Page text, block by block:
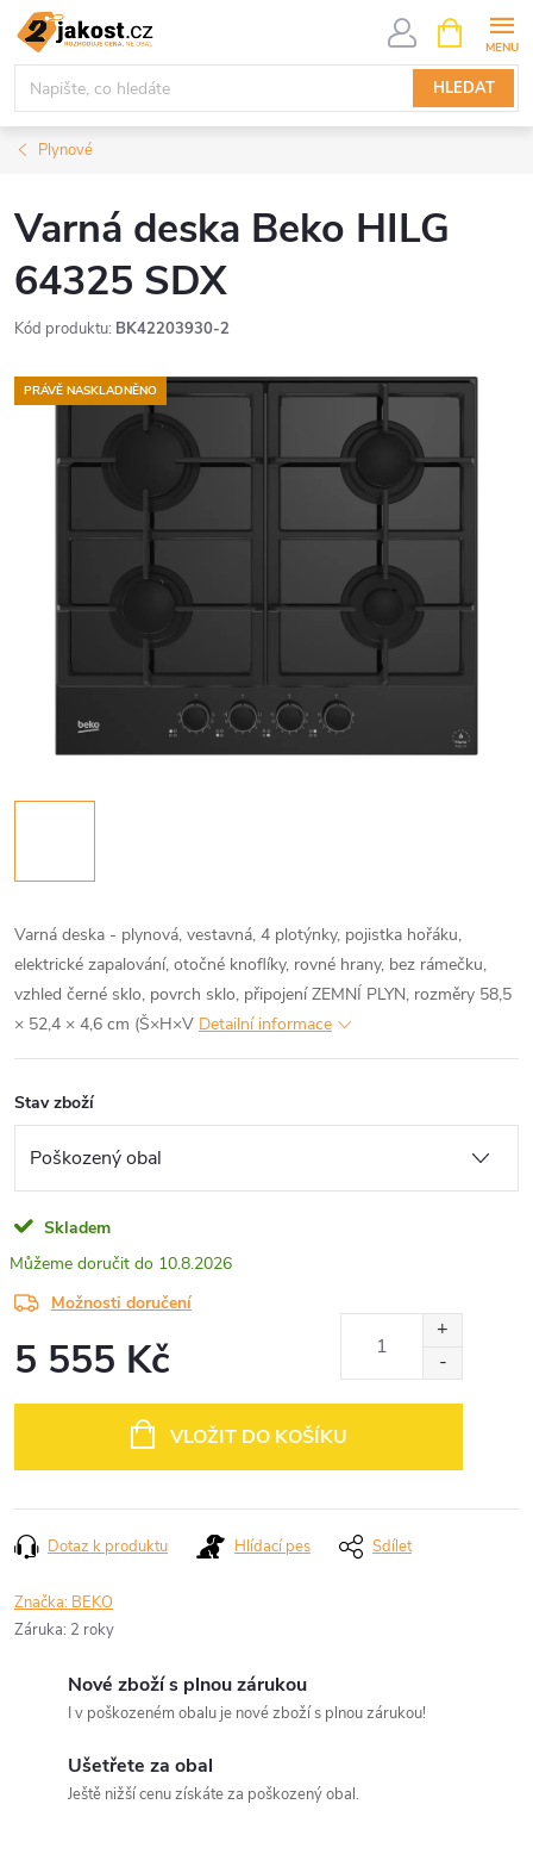
Přejít
obsah
HLEDAT
NÁKUPNÍ
KOŠÍK
Plynové
Varná deska Beko HILG
64325 SDX
Kód produktu: BK42203930-2
PRÁVĚ NASKLADNĚNO
Varná deska - plynová, vestavná, 4 plotýnky, pojistka hořáku,
elektrické zapalování, otočné knoflíky, rovné hrany, bez rámečku,
vzhled černé sklo, povrch sklo, připojení ZEMNÍ PLYN, rozměry 58,5
× 52,4 × 4,6 cm (Š×H×V Detailní informace
Stav zboží
Skladem
10.8.2026
Možnosti doručení
5 555 Kč
VLOŽIT DO KOŠÍKU
Dotaz k produktu Hlídací pes Sdílet
Značka: BEKO
Záruka: 2 roky
Nové zboží s plnou zárukou
I v poškozeném obalu je nové zboží s plnou zárukou!
Ušetřete za obal
Ještě nižší cenu získáte za poškozený obal.